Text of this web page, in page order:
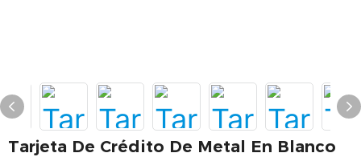
Tarjeta De Crédito De Metal En Blanco